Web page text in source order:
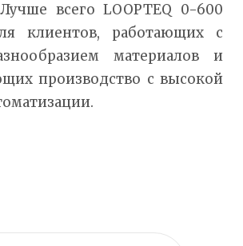
всего LOOPTEQ 0-600
клиентов, работающих с
материалов и
производство с высокой